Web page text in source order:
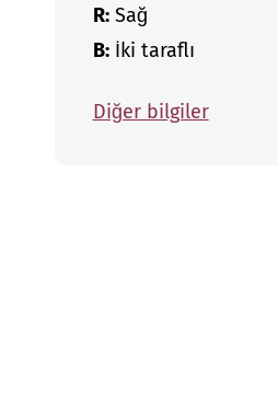
R:Sağ
B:İki taraflı
Diğer bilgiler